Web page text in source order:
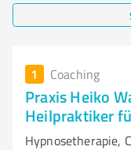
1 Coaching
Praxis Heiko
Heilpraktiker
Hypnosetherapie,